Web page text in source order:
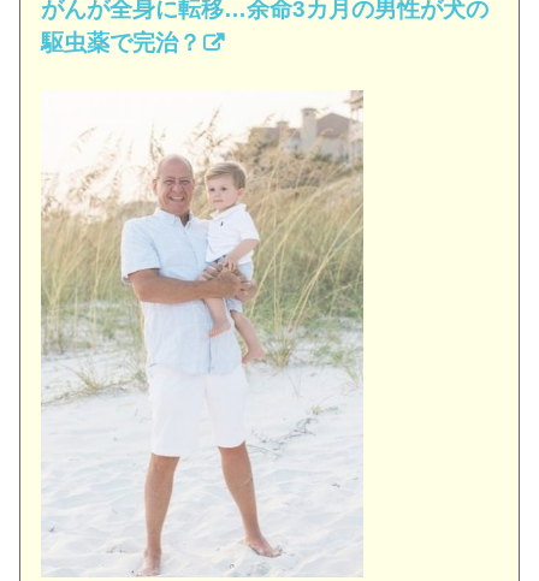
がんが全身に転移…余命3カ月の男性が犬の
駆虫薬で完治？